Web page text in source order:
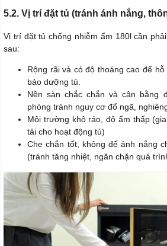
5.2. Vị trí đặt tủ (tránh ánh nắng,
Vị trí đặt tủ chống nhiễm ẩm 180l cần
sau:
Rộng rãi và có độ thoáng cao để
bảo dưỡng tủ.
Nền sàn chắc chắn và cân bằng
phòng tránh nguy cơ đổ ngã,
Môi trường khô ráo, độ ẩm thấp
tải cho hoạt động tủ)
Che chắn tốt, không để ánh nắng
(tránh tăng nhiệt, ngăn chặn quá